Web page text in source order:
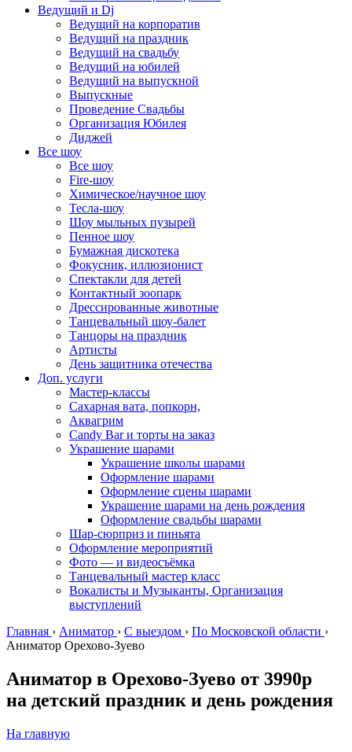
Ведущий и Dj
Ведущий на корпоратив
Ведущий на праздник
Ведущий на свадьбу
Ведущий на юбилей
Ведущий на выпускной
Выпускные
Проведение Свадьбы
Организация Юбилея
Диджей
Все шоу
Все шоу
Fire-шоу
Химическое/научное шоу
Тесла-шоу
Шоу мыльных пузырей
Пенное шоу
Бумажная дискотека
Фокусник, иллюзионист
Спектакли для детей
Контактный зоопарк
Дрессированные животные
Танцевальный шоу-балет
Танцоры на праздник
Артисты
День защитника отечества
Доп. услуги
Мастер-классы
Сахарная вата, попкорн,
Аквагрим
Candy Bar и торты на заказ
Украшение шарами
Украшение школы шарами
Оформление шарами
Оформление сцены шарами
Украшение шарами на день рождения
Оформление свадьбы шарами
Шар-сюрприз и пиньята
Оформление мероприятий
Фото — и видеосъёмка
Танцевальный мастер класс
Вокалисты и Музыканты, Организация
выступлений
Главная › Аниматор › С выездом › По Московской области ›
Аниматор Орехово-Зуево
Аниматор в Орехово-Зуево от 3990р
на детский праздник и день рождения
На главную